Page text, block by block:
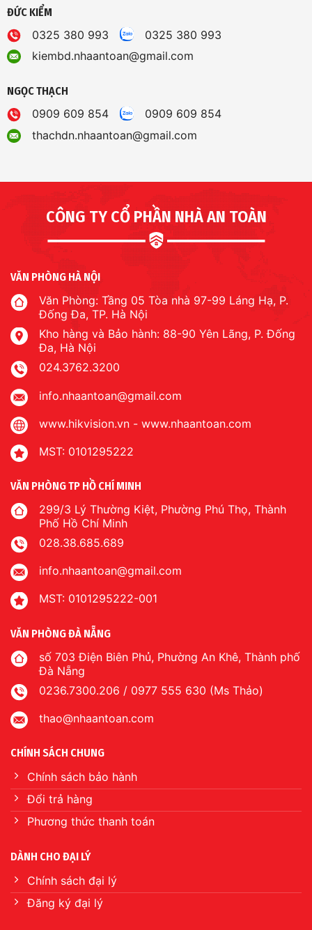
ĐỨC KIỂM
0325 380 993
0325 380 993
kiembd.nhaantoan@gmail.com
NGỌC THẠCH
0909 609 854
0909 609 854
thachdn.nhaantoan@gmail.com
CÔNG TY CỔ PHẦN NHÀ AN TOÀN
VĂN PHÒNG HÀ NỘI
Văn Phòng: Tầng 05 Tòa nhà 97-99 Láng Hạ, P.
Đống Đa, TP. Hà Nội
Kho hàng và Bảo hành: 88-90 Yên Lãng, P. Đống
Đa, Hà Nội
024.3762.3200
info.nhaantoan@gmail.com
www.hikvision.vn - www.nhaantoan.com
MST: 0101295222
VĂN PHÒNG TP HỒ CHÍ MINH
299/3 Lý Thường Kiệt, Phường Phú Thọ, Thành
Phố Hồ Chí Minh
028.38.685.689
info.nhaantoan@gmail.com
MST: 0101295222-001
VĂN PHÒNG ĐÀ NẴNG
số 703 Điện Biên Phủ, Phường An Khê, Thành phố
Đà Nẵng
0236.7300.206 / 0977 555 630 (Ms Thảo)
thao@nhaantoan.com
CHÍNH SÁCH CHUNG
Chính sách bảo hành
Đổi trả hàng
Phương thức thanh toán
DÀNH CHO ĐẠI LÝ
Chính sách đại lý
Đăng ký đại lý